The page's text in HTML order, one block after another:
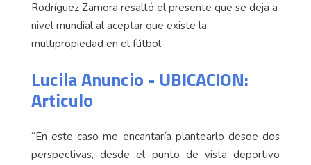
Rodríguez Zamora resaltó el presente que se deja a
nivel mundial al aceptar que existe la
multipropiedad en el fútbol.
Lucila Anuncio - UBICACION:
Articulo
“En este caso me encantaría plantearlo desde dos
perspectivas, desde el punto de vista deportivo